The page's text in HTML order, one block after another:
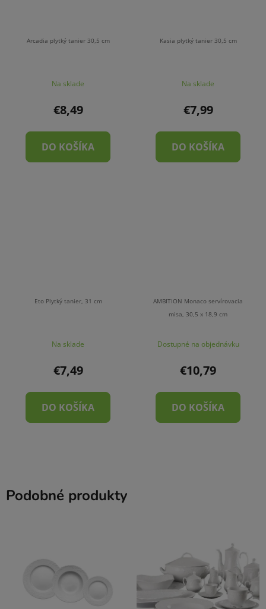
Arcadia plytký tanier 30,5 cm
Na sklade
€8,49
DO KOŠÍKA
Kasia plytký tanier 30,5 cm
Na sklade
€7,99
DO KOŠÍKA
Eto Plytký tanier, 31 cm
Na sklade
€7,49
DO KOŠÍKA
AMBITION Monaco servírovacia
misa, 30,5 x 18,9 cm
Dostupné na objednávku
€10,79
DO KOŠÍKA
Podobné produkty